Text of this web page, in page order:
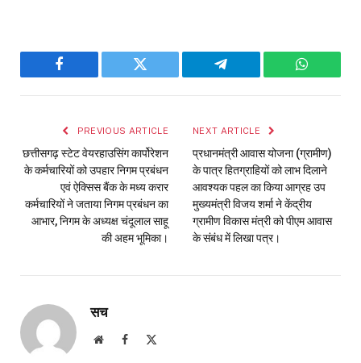
Facebook Twitter Telegram
PREVIOUS ARTICLE
छत्तीसगढ़ स्टेट वेयरहाउसिंग कार्पोरेशन
के कर्मचारियों को उपहार निगम प्रबंधन
एवं ऐक्सिस बैंक के मध्य करार
कर्मचारियों ने जताया निगम प्रबंधन का
आभार, निगम के अध्यक्ष चंदूलाल साहू
की अहम भूमिका।
NEXT ARTICLE
प्रधानमंत्री आवास योजना (ग्रामीण)
के पात्र हितग्राहियों को लाभ दिलाने
आवश्यक पहल का किया आग्रह उप
मुख्यमंत्री विजय शर्मा ने केंद्रीय
ग्रामीण विकास मंत्री को पीएम आवास
के संबंध में लिखा पत्र।
सच
WebsiteFacebook